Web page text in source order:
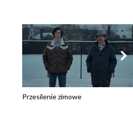
Przesilenie zimowe